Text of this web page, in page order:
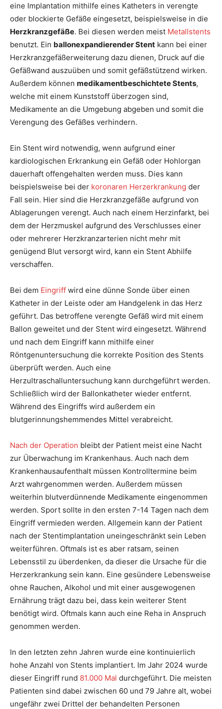
eine Implantation mithilfe eines Katheters in verengte
oder blockierte Gefäße eingesetzt, beispielsweise in die
Herzkranzgefäße. Bei diesen werden meist Metallstents
benutzt. Ein ballonexpandierender Stent kann bei einer
Herzkranzgefäßerweiterung dazu dienen, Druck auf die
Gefäßwand auszuüben und somit gefäßstützend wirken.
Außerdem können medikamentbeschichtete Stents,
welche mit einem Kunststoff überzogen sind,
Medikamente an die Umgebung abgeben und somit die
Verengung des Gefäßes verhindern.
Ein Stent wird notwendig, wenn aufgrund einer
kardiologischen Erkrankung ein Gefäß oder Hohlorgan
dauerhaft offengehalten werden muss. Dies kann
beispielsweise bei der koronaren Herzerkrankung der
Fall sein. Hier sind die Herzkranzgefäße aufgrund von
Ablagerungen verengt. Auch nach einem Herzinfarkt, bei
dem der Herzmuskel aufgrund des Verschlusses einer
oder mehrerer Herzkranzarterien nicht mehr mit
genügend Blut versorgt wird, kann ein Stent Abhilfe
verschaffen.
Bei dem Eingriff wird eine dünne Sonde über einen
Katheter in der Leiste oder am Handgelenk in das Herz
geführt. Das betroffene verengte Gefäß wird mit einem
Ballon geweitet und der Stent wird eingesetzt. Während
und nach dem Eingriff kann mithilfe einer
Röntgenuntersuchung die korrekte Position des Stents
überprüft werden. Auch eine
Herzultraschalluntersuchung kann durchgeführt werden.
Schließlich wird der Ballonkatheter wieder entfernt.
Während des Eingriffs wird außerdem ein
blutgerinnungshemmendes Mittel verabreicht.
Nach der Operation bleibt der Patient meist eine Nacht
zur Überwachung im Krankenhaus. Auch nach dem
Krankenhausaufenthalt müssen Kontrolltermine beim
Arzt wahrgenommen werden. Außerdem müssen
weiterhin blutverdünnende Medikamente eingenommen
werden. Sport sollte in den ersten 7-14 Tagen nach dem
Eingriff vermieden werden. Allgemein kann der Patient
nach der Stentimplantation uneingeschränkt sein Leben
weiterführen. Oftmals ist es aber ratsam, seinen
Lebensstil zu überdenken, da dieser die Ursache für die
Herzerkrankung sein kann. Eine gesündere Lebensweise
ohne Rauchen, Alkohol und mit einer ausgewogenen
Ernährung trägt dazu bei, dass kein weiterer Stent
benötigt wird. Oftmals kann auch eine Reha in Anspruch
genommen werden.
In den letzten zehn Jahren wurde eine kontinuierlich
hohe Anzahl von Stents implantiert. Im Jahr 2024 wurde
dieser Eingriff rund 81.000 Mal durchgeführt. Die meisten
Patienten sind dabei zwischen 60 und 79 Jahre alt, wobei
ungefähr zwei Drittel der behandelten Personen